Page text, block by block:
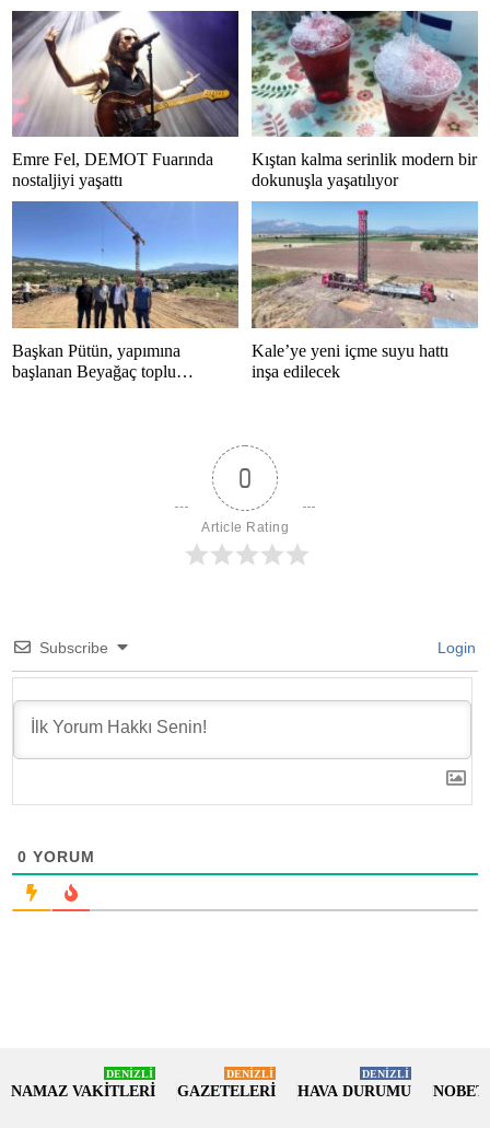
Emre Fel, DEMOT Fuarında
nostaljiyi yaşattı
Kıştan kalma serinlik modern bir
dokunuşla yaşatılıyor
Başkan Pütün, yapımına
başlanan Beyağaç toplu
Kale’ye yeni içme suyu hattı
inşa edilecek
0
Article Rating
Subscribe Login
0 YORUM
NAMAZ VAKİTLERİ
DENİZLİ
GAZETELERİ
DENİZLİ
HAVA DURUMU
DENİZLİ